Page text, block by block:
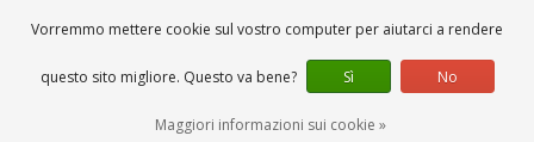
0 Articoli
IT
Vorremmo mettere cookie sul vostro computer per aiutarci a rendere
questo sito migliore. Questo va bene? Sì No
Maggiori informazioni sui cookie »